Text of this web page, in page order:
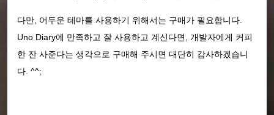
다만, 어두운 테마를 사용하기 위해서는 구매가 필요합니다.
Uno Diary에 만족하고 잘 사용하고 계신다면, 개발자에게 커피
한 잔 사준다는 생각으로 구매해 주시면 대단히 감사하겠습니
다. ^^;